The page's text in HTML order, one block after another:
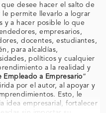
desee hacer el salto de
permite llevarlo a lograr
y a hacer posible lo que
empresarios,
docentes, estudiantes,
para alcaldías,
políticos y cualquier
a la realidad y
Empleado a Empresario”
por el autor, al apoyar y
Esto, le
idea empresarial, fortalecer